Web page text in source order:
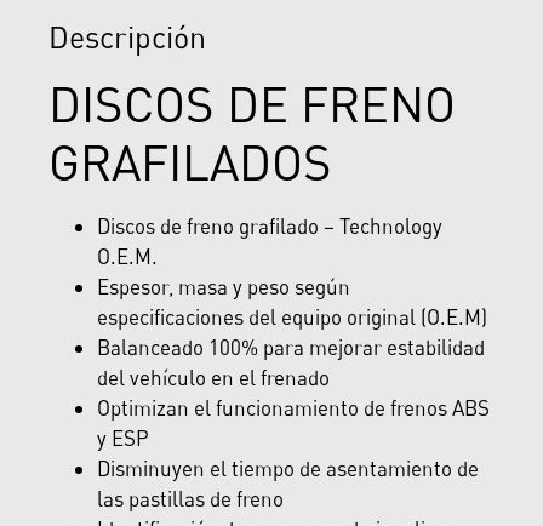
Descripción
DISCOS DE FRENO
GRAFILADOS
Discos de freno grafilado – Technology
O.E.M.
Espesor, masa y peso según
especificaciones del equipo original (O.E.M)
Balanceado 100% para mejorar estabilidad
del vehículo en el frenado
Optimizan el funcionamiento de frenos ABS
y ESP
Disminuyen el tiempo de asentamiento de
las pastillas de freno